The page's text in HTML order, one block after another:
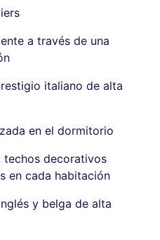
a través de una
italiano de alta
en el dormitorio
techos decorativos
en cada habitación
y belga de alta